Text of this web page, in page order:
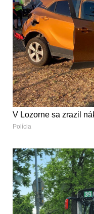
V Lozorne sa zrazil
Polícia